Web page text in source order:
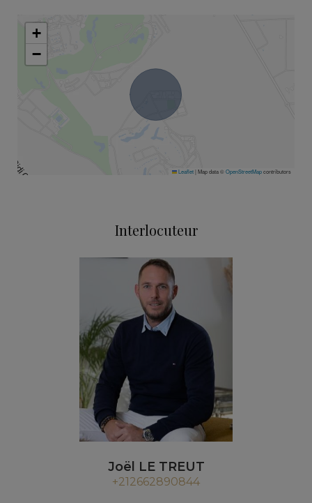
+
−
Leaflet| Map data ©OpenStreetMapcontributors
Interlocuteur
Joël LE TREUT
+212662890844